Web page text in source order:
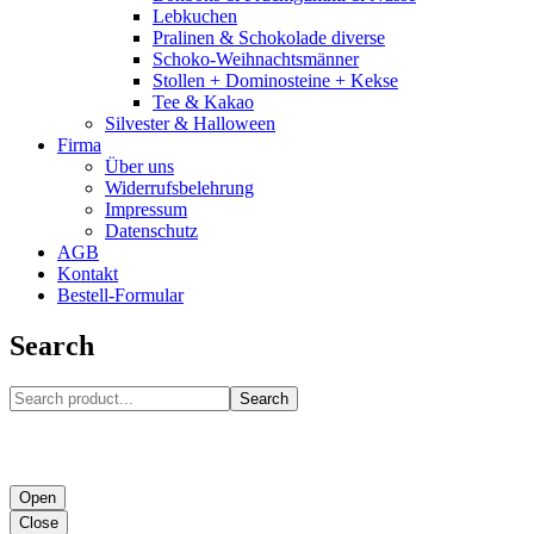
Lebkuchen
Pralinen & Schokolade diverse
Schoko-Weihnachtsmänner
Stollen + Dominosteine + Kekse
Tee & Kakao
Silvester & Halloween
Firma
Über uns
Widerrufsbelehrung
Impressum
Datenschutz
AGB
Kontakt
Bestell-Formular
Search
Search
Open
Close